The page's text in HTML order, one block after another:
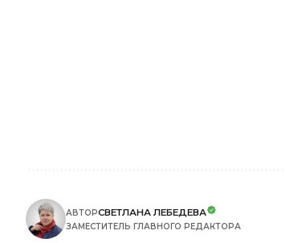
АВТОРСВЕТЛАНА ЛЕБЕДЕВА
ЗАМЕСТИТЕЛЬ ГЛАВНОГО РЕДАКТОРА